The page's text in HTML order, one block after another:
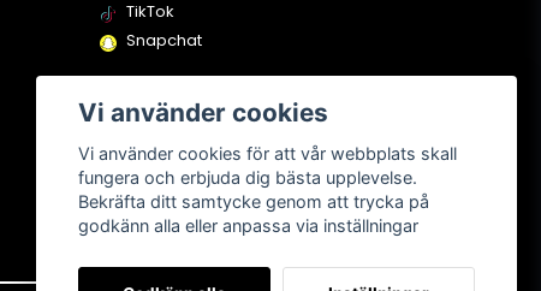
TikTok
Snapchat
Vi använder cookies
Vi använder cookies för att vår webbplats skall
fungera och erbjuda dig bästa upplevelse.
Bekräfta ditt samtycke genom att trycka på
godkänn alla eller anpassa via inställningar